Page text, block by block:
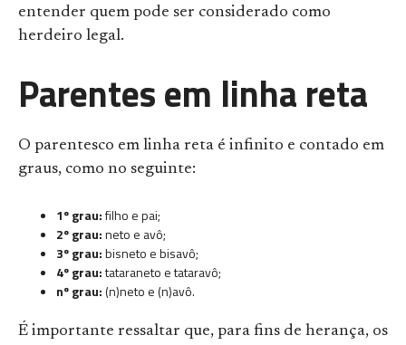
entender quem pode ser considerado como
herdeiro legal.
Parentes em linha reta
O parentesco em linha reta é infinito e contado em
graus, como no seguinte:
1º grau:filho e pai;
2º grau:neto e avô;
3º grau:bisneto e bisavô;
4º grau:tataraneto e tataravô;
nº grau: (n)neto e (n)avô.
É importante ressaltar que, para fins de herança, os